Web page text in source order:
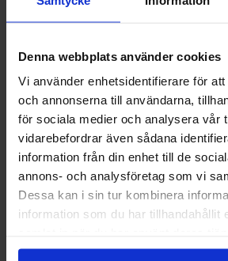
Denna webbplats använder cookies
Vi använder enhetsidentifierare för
och annonserna till användarna,
för sociala medier och analysera vår
vidarebefordrar även sådana
information från din enhet till de
annons- och analysföretag som vi
Dessa kan i sin tur kombinera
information som du har tillhandahållit
Fhreception@vilhelmina.se
Hemsida
Köp biljett här